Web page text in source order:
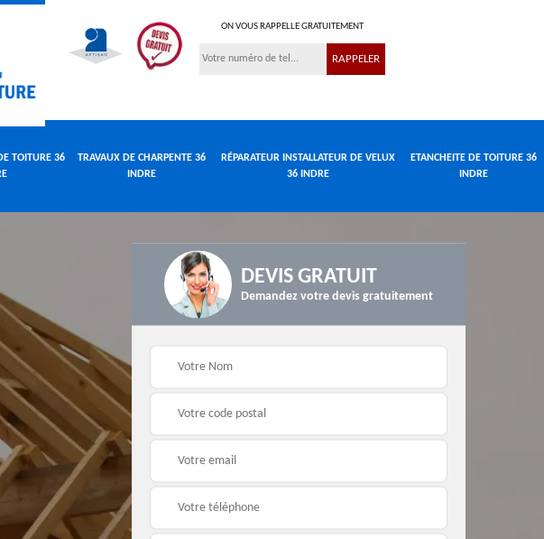
ON VOUS RAPPELLE GRATUITEMENT
TOITURE 36
TRAVAUX DE CHARPENTE 36
INDRE
RÉPARATEUR INSTALLATEUR DE VELUX
36 INDRE
ETANCHEITE DE TOITURE 36
INDRE
Urgence fuite de
toiture 36 Indre
Travaux de charpente
36 Indre
Réparateur
DEVIS GRATUIT
Demandez votre devis gratuitement